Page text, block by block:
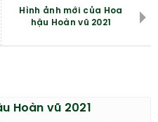
Hình ảnh mới của Hoa
hậu Hoàn vũ 2021
Hoàn vũ 2021